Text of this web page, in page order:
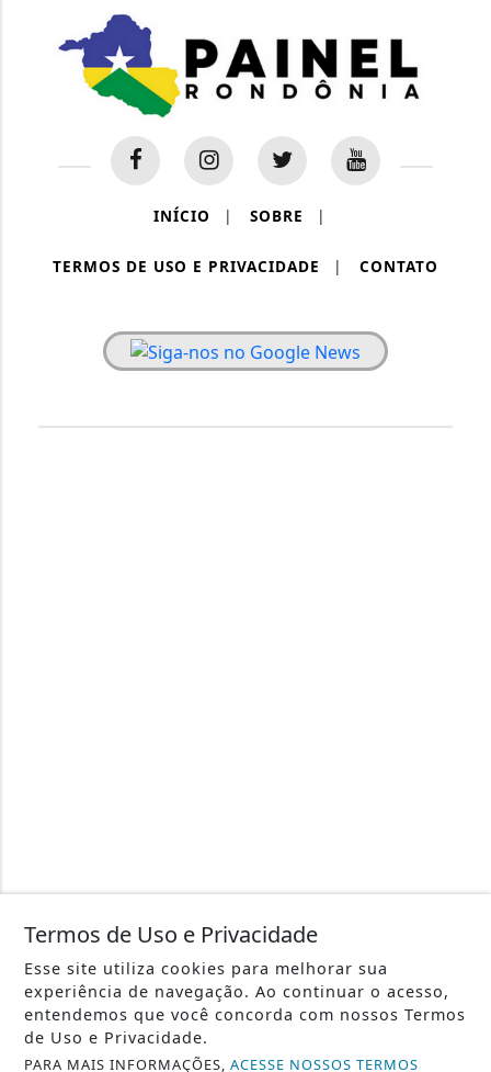
INÍCIO | SOBRE |
TERMOS DE USO E PRIVACIDADE | CONTATO
Termos de Uso e Privacidade
Esse site utiliza cookies para melhorar sua
experiência de navegação. Ao continuar o acesso,
entendemos que você concorda com nossos Termos
de Uso e Privacidade.
PARA MAIS INFORMAÇÕES,ACESSE NOSSOS TERMOS